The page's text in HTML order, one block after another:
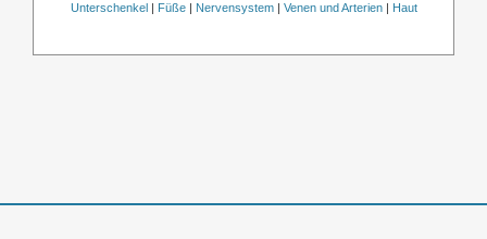
Unterschenkel Füße| Nervensystem| Venen und Arterien| Haut